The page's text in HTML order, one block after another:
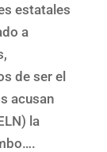
estatales
a
de ser el
acusan
la